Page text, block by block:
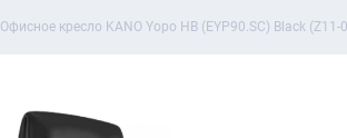
Офисное кресло KANO Yopo HB (EYP90.SC) Black (Z11-